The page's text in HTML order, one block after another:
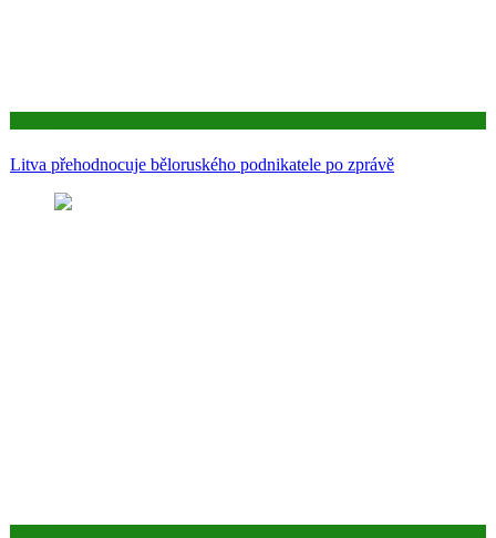
Litva přehodnocuje běloruského podnikatele po zprávě